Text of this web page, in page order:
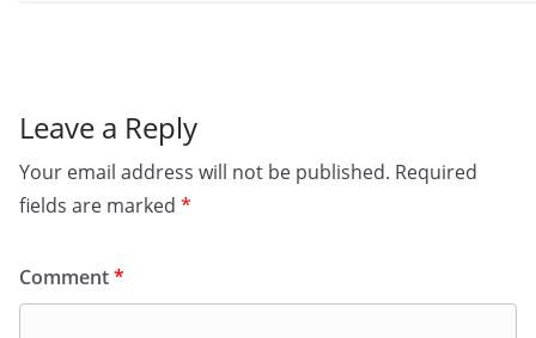
Leave a Reply
Your email address will not be published. Required
fields are marked *
Comment*